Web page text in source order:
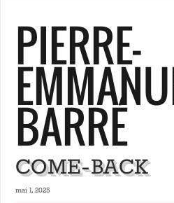
PIERRE-
BARRÉ
COME-BACK
mai 1, 2025